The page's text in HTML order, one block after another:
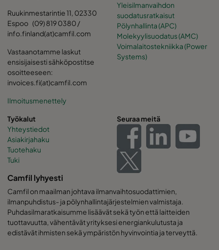
Ruukinmestarintie 11, 02330
Espoo (09) 819 0380 /
info.finland(at)camfil.com
Vastaanotamme laskut
ensisijaisesti sähköpostitse
osoitteeseen:
invoices.fi(at)camfil.com
Ilmoitusmenettely
Yleisilmanvaihdon
suodatusratkaisut
Pölynhallinta (APC)
Molekyylisuodatus (AMC)
Voimalaitostekniikka (Power
Systems)
Työkalut
Yhteystiedot
Asiakirjahaku
Tuotehaku
Tuki
Seuraa meitä
Camfil lyhyesti
Camfil on maailman johtava ilmanvaihtosuodattimien,
ilmanpuhdistus- ja pölynhallintajärjestelmien valmistaja.
Puhdasilmaratkaisumme lisäävät sekä työn että laitteiden
tuottavuutta, vähentävät yrityksesi energiankulutusta ja
edistävät ihmisten sekä ympäristön hyvinvointia ja terveyttä.